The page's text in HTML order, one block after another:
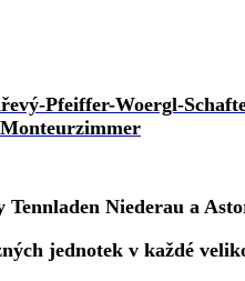
Niederau a
jednotek v každé